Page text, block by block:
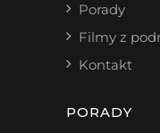
Porady
Filmy z
Kontakt
PORADY